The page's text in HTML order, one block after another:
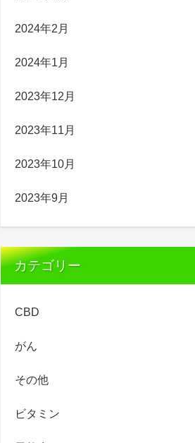
2024年2月
2024年1月
2023年12月
2023年11月
2023年10月
2023年9月
カテゴリー
CBD
がん
その他
ビタミン